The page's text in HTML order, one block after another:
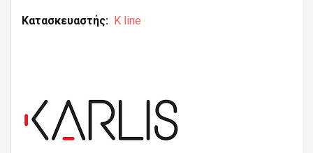
Κατασκευαστής K line